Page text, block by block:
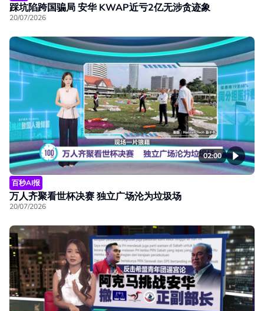
踩坑陷跨国骗局 安华 KWAP近亏2亿无涉贪迹象
20/07/2026
02:00
百秒AI报
万人齐聚看世杯决赛 独立广场沦为垃圾场
20/07/2026